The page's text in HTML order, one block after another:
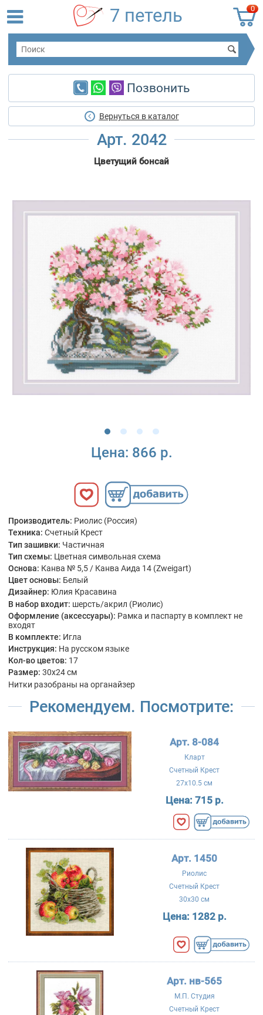
0
7 петель
Позвонить
Вернуться в каталог
Арт. 2042
Цветущий бонсай
Цена: 866 р.
Производитель: Риолис (Россия)
Техника: Счетный Крест
Тип зашивки: Частичная
Тип схемы: Цветная символьная схема
Основа: Канва № 5,5 / Канва Аида 14 (Zweigart)
Цвет основы: Белый
Дизайнер: Юлия Красавина
В набор входит: шерсть/акрил (Риолис)
Оформление (аксессуары): Рамка и паспарту в комплект не
входят
В комплекте: Игла
Инструкция: На русском языке
Кол-во цветов: 17
Размер: 30x24 см
Нитки разобраны на органайзер
Рекомендуем. Посмотрите:
Арт. 8-084
Кларт
Счетный Крест
27x10.5 см
Цена: 715 р.
Арт. 1450
Риолис
Счетный Крест
30x30 см
Цена: 1282 р.
Арт. нв-565
М.П. Студия
Счетный Крест